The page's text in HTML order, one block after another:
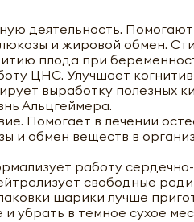
деятельность. Помогают
и жировой обмен.
плода при
ЦНС. Улучшает
выработку полезных
Альцгеймера.
Помогает в лечении
и обмен веществ в
работу
свободные
шарики лучше
убрать в темное сухое